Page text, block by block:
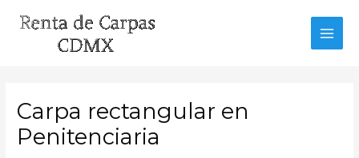
Carpa rectangular en
Penitenciaria